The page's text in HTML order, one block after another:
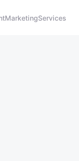
MarketingServices